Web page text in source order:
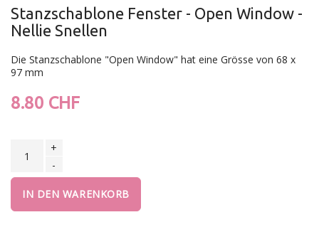
Stanzschablone Fenster - Open Window -
Nellie Snellen
Die Stanzschablone "Open Window" hat eine Grösse von 68 x
97 mm
8.80 CHF
+
-
IN DEN WARENKORB